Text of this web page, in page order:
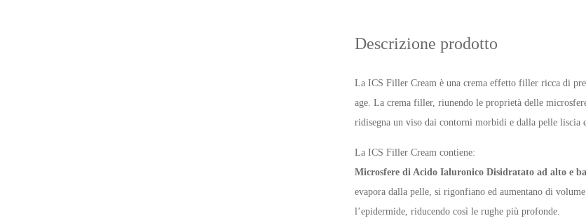
Descrizione prodotto
La ICS Filler Cream è una crema effetto filler ricca di
age. La crema filler, riunendo le proprietà delle
ridisegna un viso dai contorni morbidi e dalla pelle liscia
La ICS Filler Cream contiene:
Microsfere di Acido Ialuronico Disidratato ad alto e
evapora dalla pelle, si rigonfiano ed aumentano di
l’epidermide, riducendo così le rughe più profonde.